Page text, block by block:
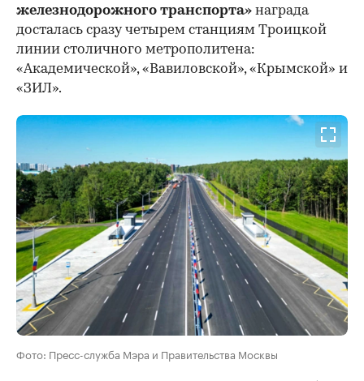
железнодорожного транспорта» награда
досталась сразу четырем станциям Троицкой
линии столичного метрополитена:
«Академической», «Вавиловской», «Крымской» и
«ЗИЛ».
Фото: Пресс-служба Мэра и Правительства Москвы